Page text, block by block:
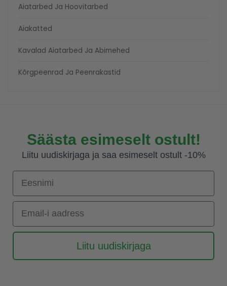
Aiatarbed Ja Hoovitarbed
Aiakatted
Kavalad Aiatarbed Ja Abimehed
Kõrgpeenrad Ja Peenrakastid
Säästa esimeselt ostult!
Liitu uudiskirjaga ja saa esimeselt ostult -10%
Eesnimi
Email-i aadress
Liitu uudiskirjaga